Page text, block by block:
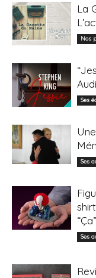
La
Nos
Ses
Ses
Ses